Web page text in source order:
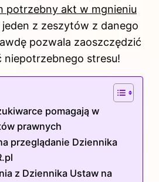
potrzebny akt w mgnieniu
z zeszytów z danego
pozwala zaoszczędzić
niepotrzebnego stresu!
pomagają w
prawnych
przeglądanie Dziennika
z Dziennika Ustaw na